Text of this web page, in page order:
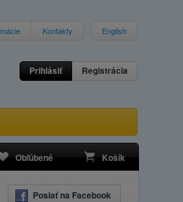
Kontakty English
Prihlásiť Registrácia
Obľúbené Košík
Poslať na Facebook